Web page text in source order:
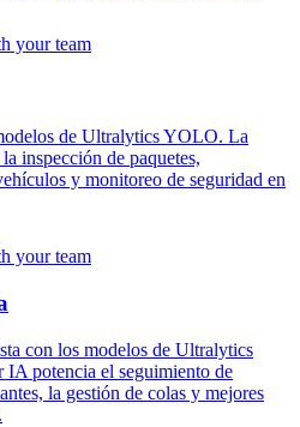
de Ultralytics YOLO. La
inspección de paquetes,
y monitoreo de seguridad en
con los modelos de Ultralytics
potencia el seguimiento de
la gestión de colas y mejores